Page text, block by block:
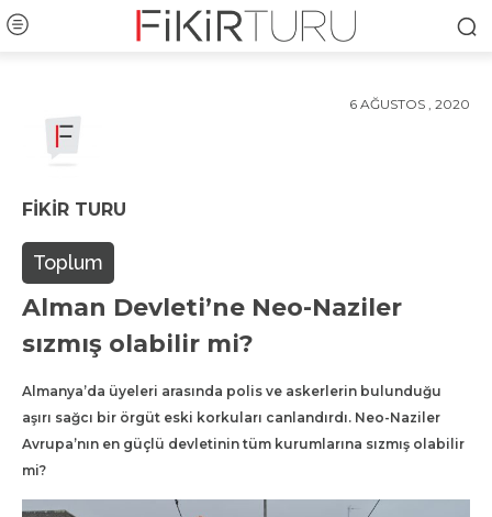
6 AĞUSTOS , 2020
FIKIR TURU
Toplum
Alman Devleti’ne Neo-Naziler
sızmış olabilir mi?
Almanya’da üyeleri arasında polis ve askerlerin bulunduğu
aşırı sağcı bir örgüt eski korkuları canlandırdı. Neo-Naziler
Avrupa’nın en güçlü devletinin tüm kurumlarına sızmış olabilir
mi?